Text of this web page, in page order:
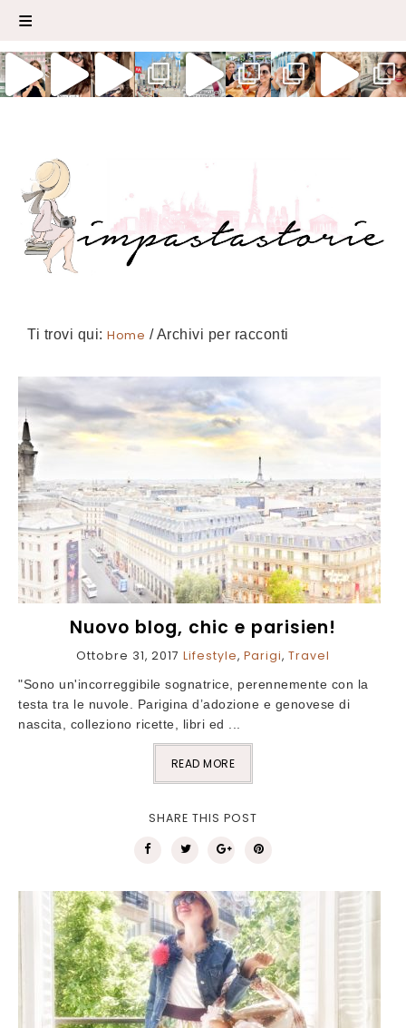
Ti trovi qui: Home /Archivi per racconti
Nuovo blog, chic e parisien!
Ottobre 31, 2017 Lifestyle, Parigi, Travel
"Sono un'incorreggibile sognatrice, perennemente con la
testa tra le nuvole. Parigina d’adozione e genovese di
nascita, colleziono ricette, libri ed ...
READ MORE
SHARE THIS POST